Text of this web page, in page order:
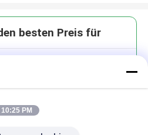
besten Preis für
10:25 PM